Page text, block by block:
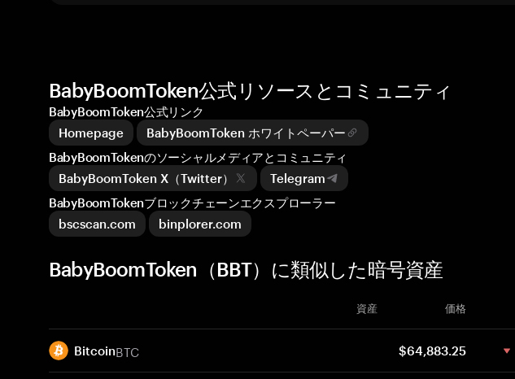
BabyBoomToken公式リソースとコミュニティ
BabyBoomToken公式リンク
Homepage
BabyBoomToken ホワイトペーパー
BabyBoomTokenのソーシャルメディアとコミュニティ
BabyBoomToken X（Twitter）
Telegram
BabyBoomTokenブロックチェーンエクスプローラー
bscscan.com
binplorer.com
BabyBoomToken（BBT）に類似した暗号資産
資産 価格
BitcoinBTC $64,883.25